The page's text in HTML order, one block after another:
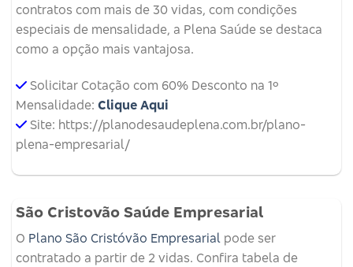
contratos com mais de 30 vidas, com condições
especiais de mensalidade, a Plena Saúde se destaca
como a opção mais vantajosa.
Solicitar Cotação com 60% Desconto na 1º
Mensalidade: Clique Aqui
Site: https://planodesaudeplena.com.br/plano-
plena-empresarial/
São Cristovão Saúde Empresarial
O Plano São Cristóvão Empresarial pode ser
contratado a partir de 2 vidas. Confira tabela de